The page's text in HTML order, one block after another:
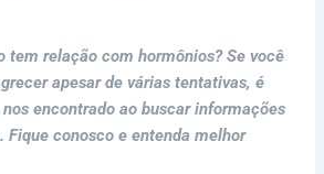
tem relação com hormônios? Se você
apesar de várias tentativas, é
encontrado ao buscar informações
Fique conosco e entenda melhor